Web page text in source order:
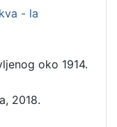
- la
oko 1914.
2018.